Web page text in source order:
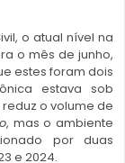
o atual nível na
o mês de junho,
estes foram dois
estava sob
reduz o volume de
, mas o ambiente
por duas
e 2024.